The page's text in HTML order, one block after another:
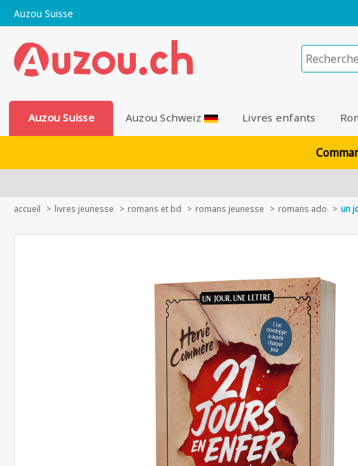
Auzou Suisse
Auzou Suisse Auzou Schweiz Livres enfants
accueil livres jeunesse romans et bd romans jeunesse romans ado un